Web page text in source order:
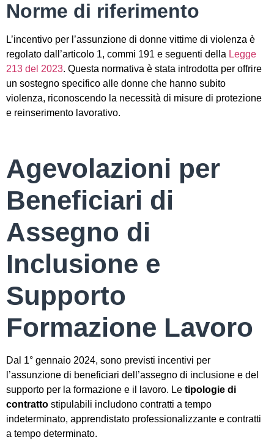
Norme di riferimento
L’incentivo per l’assunzione di donne vittime di violenza è
regolato dall’articolo 1, commi 191 e seguenti della Legge
213 del 2023. Questa normativa è stata introdotta per offrire
un sostegno specifico alle donne che hanno subito
violenza, riconoscendo la necessità di misure di protezione
e reinserimento lavorativo.
Agevolazioni per
Beneficiari di
Assegno di
Inclusione e
Supporto
Formazione Lavoro
Dal 1° gennaio 2024, sono previsti incentivi per
l’assunzione di beneficiari dell’assegno di inclusione e del
supporto per la formazione e il lavoro. Le tipologie di
contratto stipulabili includono contratti a tempo
indeterminato, apprendistato professionalizzante e contratti
a tempo determinato.